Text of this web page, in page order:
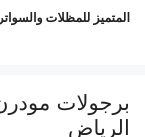
المتميز للمظلات
برجولات
الرياض